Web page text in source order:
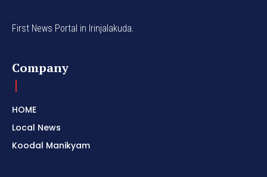
First News Portal in Irinjalakuda.
Company
HOME
Local News
Koodal Manikyam